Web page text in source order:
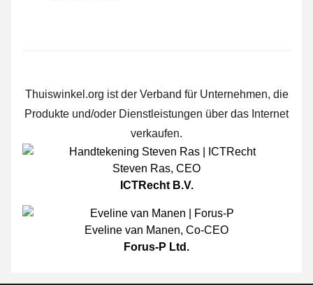
Thuiswinkel.org ist der Verband für Unternehmen, die
Produkte und/oder Dienstleistungen über das Internet
verkaufen.
Steven Ras, CEO
ICTRecht B.V.
Eveline van Manen, Co-CEO
Forus-P Ltd.